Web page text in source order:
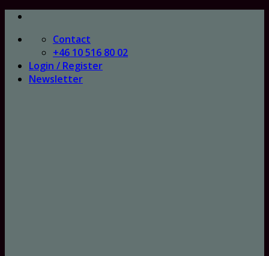
Skip
content
Contact
+46 10 516 80 02
Login / Register
Newsletter